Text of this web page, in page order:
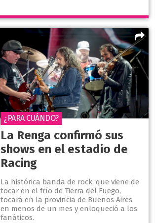
La Renga confirmó sus
shows en el estadio de
Racing
La histórica banda de rock, que viene de
tocar en el frío de Tierra del Fuego,
tocará en la provincia de Buenos Aires
en menos de un mes y enloqueció a los
fanáticos.
¿PARA CUÁNDO?